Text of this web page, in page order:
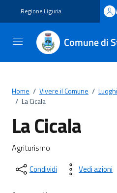
Regione Liguria
Comune di
Home / Vivere il Comune / Luoghi
/ La Cicala
La Cicala
Agriturismo
Condividi Vedi azioni